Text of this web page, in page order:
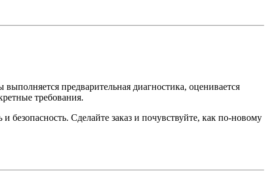
предварительная диагностика, оценивается
требования.
Сделайте заказ и почувствуйте, как по-новому